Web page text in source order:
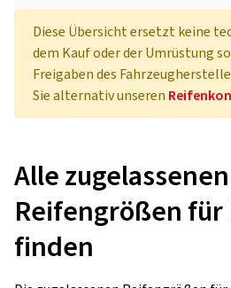
Diese Übersicht ersetzt keine
dem Kauf oder der Umrüstung
Freigaben des
Sie alternativ unseren
Alle zugelassenen
Reifengrößen für
finden